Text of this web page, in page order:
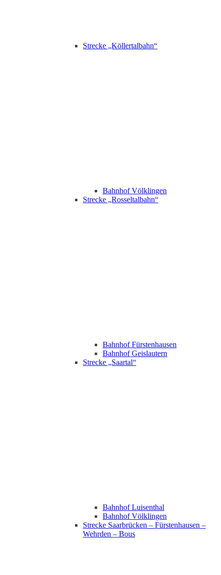
Strecke „Köllertalbahn“
Bahnhof Völklingen
Strecke „Rosseltalbahn“
Bahnhof Fürstenhausen
Bahnhof Geislautern
Strecke „Saartal“
Bahnhof Luisenthal
Bahnhof Völklingen
Strecke Saarbrücken – Fürstenhausen –
Wehrden – Bous